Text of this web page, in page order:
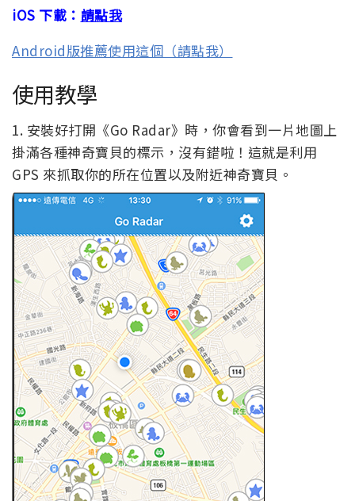
iOS 下載： 請點我
Android版推薦使用這個（請點我）
使用教學
1. 安裝好打開《Go Radar》時，你會看到一片地圖上
掛滿各種神奇寶貝的標示，沒有錯啦！這就是利用
GPS 來抓取你的所在位置以及附近神奇寶貝。